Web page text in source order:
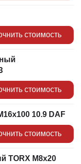
стоимость
стоимость
10.9 DAF
стоимость
TORX M8x20